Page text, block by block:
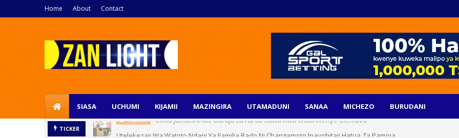
Home About Contact
SIASA UCHUMI KIJAMII MAZINGIRA UTAMADUNI SANAA MICHEZO BURUDANI
TICKER